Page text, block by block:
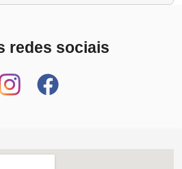
redes sociais